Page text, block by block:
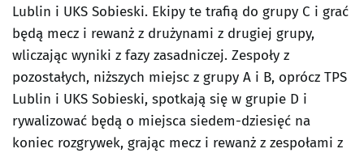
Lublin i UKS Sobieski. Ekipy te trafią do grupy C i grać
będą mecz i rewanż z drużynami z drugiej grupy,
wliczając wyniki z fazy zasadniczej. Zespoły z
pozostałych, niższych miejsc z grupy A i B, oprócz TPS
Lublin i UKS Sobieski, spotkają się w grupie D i
rywalizować będą o miejsca siedem-dziesięć na
koniec rozgrywek, grając mecz i rewanż z zespołami z